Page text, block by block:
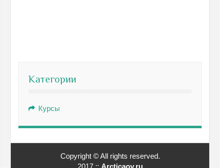
Категории
Курсы
Copyright © All rights reserved.